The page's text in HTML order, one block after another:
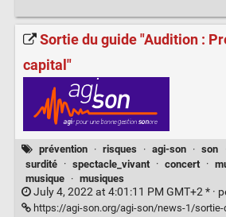
Sortie du guide "Audition :
capital"
prévention · risques · agi-son · son
surdité
· spectacle_vivant · concert ·
musique
· musiques
July 4, 2022 at 4:01:11 PM GMT+2 * ·
https://agi-son.org/agi-son/news-1/sortie-du-guide-